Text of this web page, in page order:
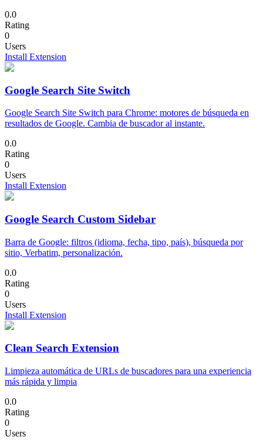
0.0
Rating
0
Users
Install Extension
Google Search Site Switch
Google Search Site Switch para Chrome: motores de búsqueda en
resultados de Google. Cambia de buscador al instante.
0.0
Rating
0
Users
Install Extension
Google Search Custom Sidebar
Barra de Google: filtros (idioma, fecha, tipo, país), búsqueda por
sitio, Verbatim, personalización.
0.0
Rating
0
Users
Install Extension
Clean Search Extension
Limpieza automática de URLs de buscadores para una experiencia
más rápida y limpia
0.0
Rating
0
Users